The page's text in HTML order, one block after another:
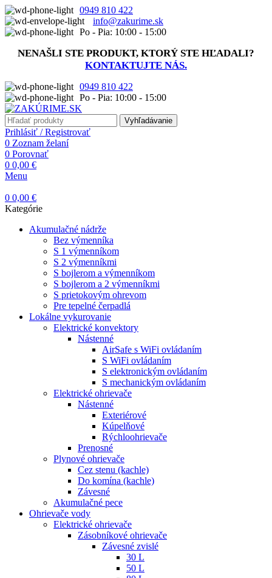
0949 810 422
info@zakurime.sk
Po - Pia: 10:00 - 15:00
NENAŠLI STE PRODUKT, KTORÝ STE HĽADALI?
KONTAKTUJTE NÁS.
0949 810 422
Po - Pia: 10:00 - 15:00
Vyhľadávanie
Prihlásiť / Registrovať
0 Zoznam želaní
0 Porovnať
0 0,00 €
Menu
0 0,00 €
Kategórie
Akumulačné nádrže
Bez výmenníka
S 1 výmenníkom
S 2 výmenníkmi
S bojlerom a výmenníkom
S bojlerom a 2 výmenníkmi
S prietokovým ohrevom
Pre tepelné čerpadlá
Lokálne vykurovanie
Elektrické konvektory
Nástenné
AirSafe s WiFi ovládaním
S WiFi ovládaním
S elektronickým ovládaním
S mechanickým ovládaním
Elektrické ohrievače
Nástenné
Exteriérové
Kúpelňové
Rýchloohrievače
Prenosné
Plynové ohrievače
Cez stenu (kachle)
Do komína (kachle)
Závesné
Akumulačné pece
Ohrievače vody
Elektrické ohrievače
Zásobníkové ohrievače
Závesné zvislé
30 L
50 L